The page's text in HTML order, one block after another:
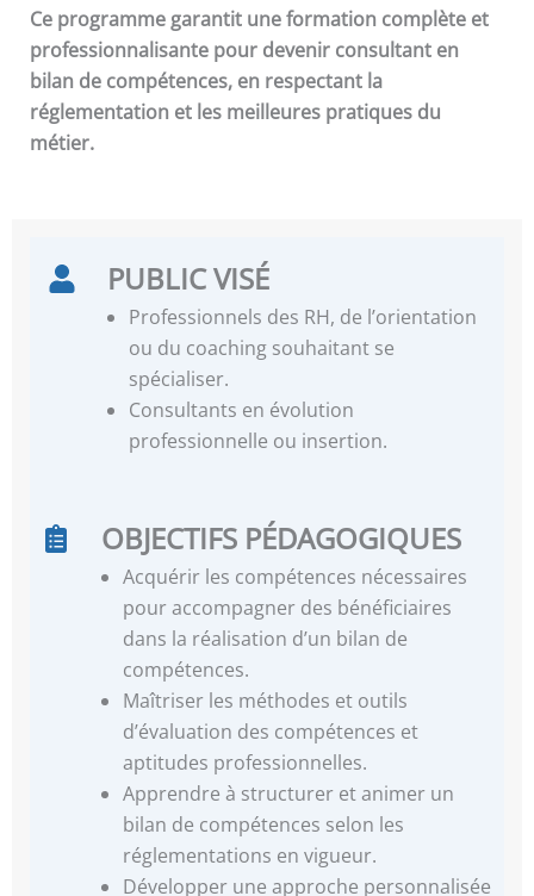
Ce programme garantit une formation complète et
professionnalisante pour devenir consultant en
bilan de compétences, en respectant la
réglementation et les meilleures pratiques du
métier.
PUBLIC VISÉ
Professionnels des RH, de l’orientation
ou du coaching souhaitant se
spécialiser.
Consultants en évolution
professionnelle ou insertion.
OBJECTIFS PÉDAGOGIQUES
Acquérir les compétences nécessaires
pour accompagner des bénéficiaires
dans la réalisation d’un bilan de
compétences.
Maîtriser les méthodes et outils
d’évaluation des compétences et
aptitudes professionnelles.
Apprendre à structurer et animer un
bilan de compétences selon les
réglementations en vigueur.
Développer une approche personnalisée